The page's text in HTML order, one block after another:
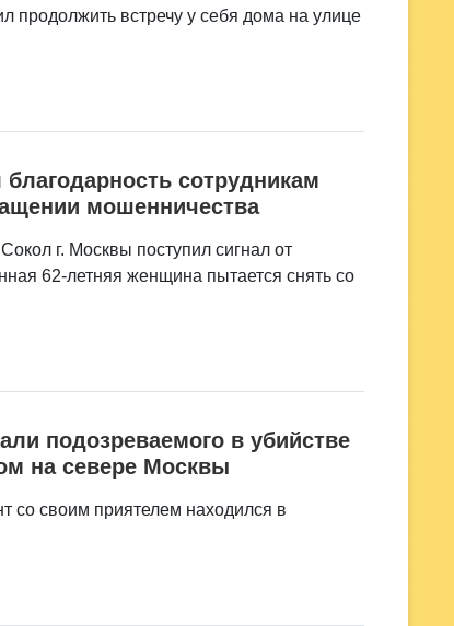
продолжить встречу у себя дома на улице
сотрудникам
мошенничества
г. Москвы поступил сигнал от
62-летняя женщина пытается снять со
подозреваемого в убийстве
на севере Москвы
со своим приятелем находился в